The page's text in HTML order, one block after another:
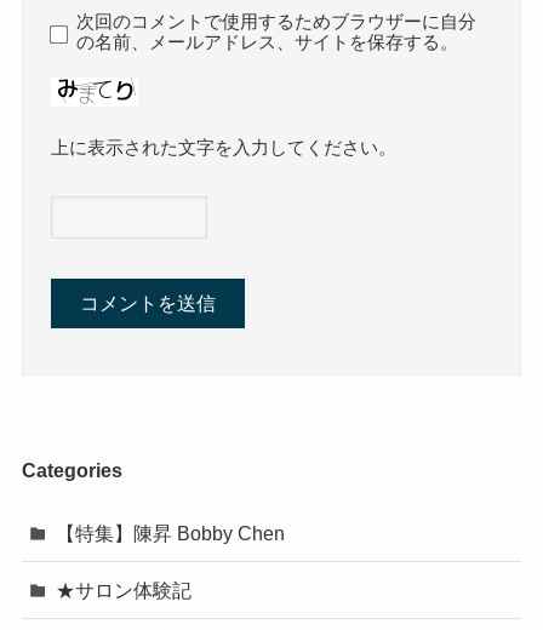
次回のコメントで使用するためブラウザーに自分
の名前、メールアドレス、サイトを保存する。
上に表示された文字を入力してください。
Categories
【特集】陳昇 Bobby Chen
★サロン体験記